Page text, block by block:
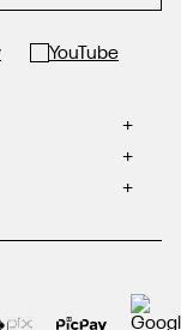
+
+
+